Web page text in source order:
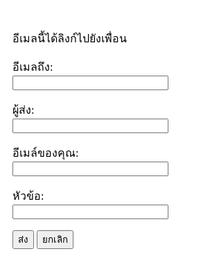
อีเมลนี้ได้ลิงก์ไปยังเพื่อน
อีเมลถึง:
ผู้ส่ง:
อีเมล์ของคุณ:
หัวข้อ:
ส่ง ยกเลิก